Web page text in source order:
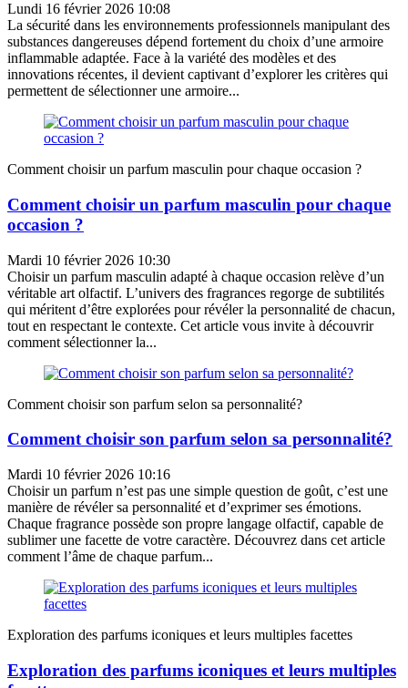
Lundi 16 février 2026 10:08
La sécurité dans les environnements professionnels manipulant des
substances dangereuses dépend fortement du choix d’une armoire
inflammable adaptée. Face à la variété des modèles et des
innovations récentes, il devient captivant d’explorer les critères qui
permettent de sélectionner une armoire...
Comment choisir un parfum masculin pour chaque occasion ?
Comment choisir un parfum masculin pour chaque
occasion ?
Mardi 10 février 2026 10:30
Choisir un parfum masculin adapté à chaque occasion relève d’un
véritable art olfactif. L’univers des fragrances regorge de subtilités
qui méritent d’être explorées pour révéler la personnalité de chacun,
tout en respectant le contexte. Cet article vous invite à découvrir
comment sélectionner la...
Comment choisir son parfum selon sa personnalité?
Comment choisir son parfum selon sa personnalité?
Mardi 10 février 2026 10:16
Choisir un parfum n’est pas une simple question de goût, c’est une
manière de révéler sa personnalité et d’exprimer ses émotions.
Chaque fragrance possède son propre langage olfactif, capable de
sublimer une facette de votre caractère. Découvrez dans cet article
comment l’âme de chaque parfum...
Exploration des parfums iconiques et leurs multiples facettes
Exploration des parfums iconiques et leurs multiples